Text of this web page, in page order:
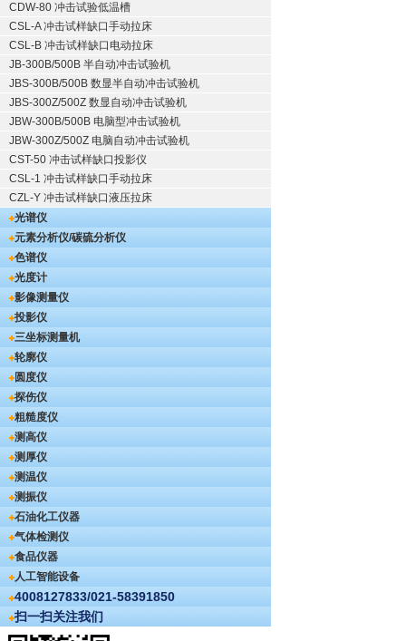
CDW-80 冲击试验低温槽
CSL-A 冲击试样缺口手动拉床
CSL-B 冲击试样缺口电动拉床
JB-300B/500B 半自动冲击试验机
JBS-300B/500B 数显半自动冲击试验机
JBS-300Z/500Z 数显自动冲击试验机
JBW-300B/500B 电脑型冲击试验机
JBW-300Z/500Z 电脑自动冲击试验机
CST-50 冲击试样缺口投影仪
CSL-1 冲击试样缺口手动拉床
CZL-Y 冲击试样缺口液压拉床
光谱仪
元素分析仪/碳硫分析仪
色谱仪
光度计
影像测量仪
投影仪
三坐标测量机
轮廓仪
圆度仪
探伤仪
粗糙度仪
测高仪
测厚仪
测温仪
测振仪
石油化工仪器
气体检测仪
食品仪器
人工智能设备
4008127833/021-58391850
扫一扫关注我们